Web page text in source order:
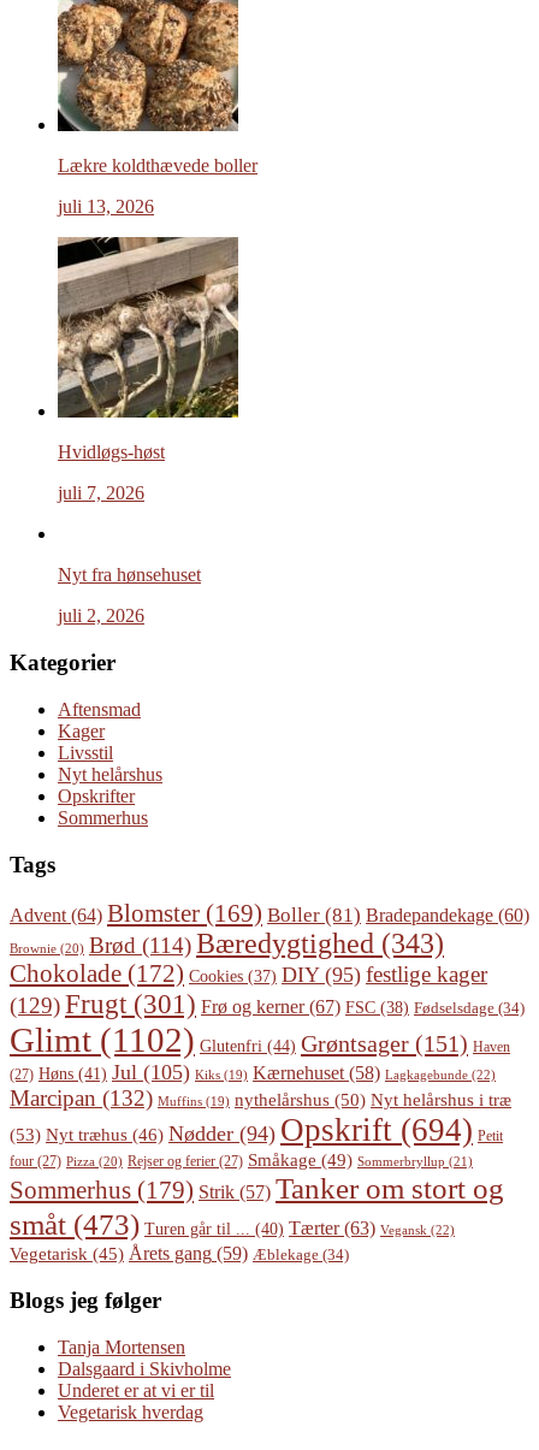
Lækre koldthævede boller
juli 13, 2026
Hvidløgs-høst
juli 7, 2026
Nyt fra hønsehuset
juli 2, 2026
Kategorier
Aftensmad
Kager
Livsstil
Nyt helårshus
Opskrifter
Sommerhus
Tags
Advent (64) Blomster (169) Boller (81) Bradepandekage (60)
Brownie (20) Brød (114)Bæredygtighed (343)
Chokolade (172) Cookies (37) DIY(95) festlige kager
(129)Frugt(301) Frø og kerner(67) FSC (38) Fødselsdage (34)
Glimt (1102) Glutenfri (44) Grøntsager (151) Haven
(27) Høns (41) Jul (105) Kiks (19) Kærnehuset (58) Lagkagebunde (22)
Marcipan (132) Muffins (19) nythelårshus (50) Nyt helårshus i træ
(53) Nyt træhus (46) Nødder (94) Opskrift (694) Petit
four (27) Pizza (20) Rejser og ferier (27) Småkage (49) Sommerbryllup (21)
Sommerhus (179) Strik (57) Tanker om stort og
småt (473) Turen går til ... (40) Tærter(63) Vegansk (22)
Vegetarisk (45) Årets gang (59) Æblekage (34)
Blogs jeg følger
Tanja Mortensen
Dalsgaard i Skivholme
Underet er at vi er til
Vegetarisk hverdag